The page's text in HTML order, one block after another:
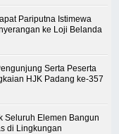
Pariputna Istimewa
ke Loji Belanda
Serta Peserta
HJK Padang ke-357
Seluruh Elemen Bangun
di Lingkungan